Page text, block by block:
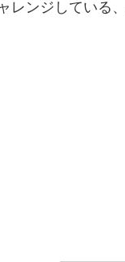
レンジしている、